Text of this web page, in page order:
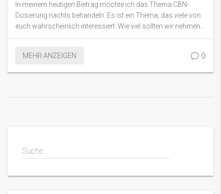
In meinem heutigen Beitrag möchte ich das Thema CBN-
Dosierung nachts behandeln. Es ist ein Thema, das viele von
euch wahrscheinlich interessiert. Wie viel sollten wir nehmen,
um sicherzustellen, dass wir die bestmögliche Nachtruhe
vor allem wenn es um so etwas Wichtiges wie unseren Schlaf
MEHR ANZEIGEN 0
Suche